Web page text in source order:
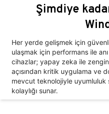
Şimdiye
Her yerde gelişmek için
ulaşmak için performans ile
cihazlar; yapay zeka ile
açısından kritik uygulama ve
mevcut teknolojiyle uyumluluk
kolaylığı sunar.